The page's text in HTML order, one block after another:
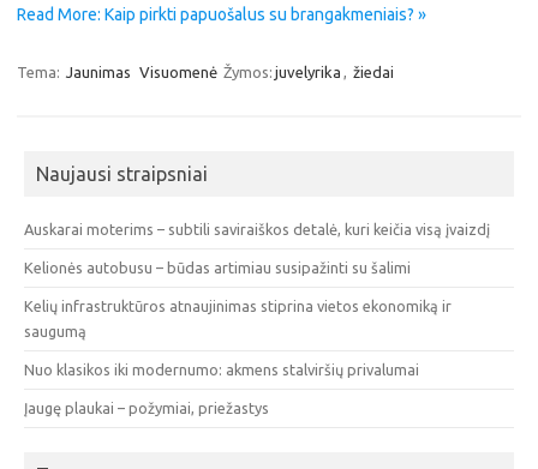
Read More: Kaip pirkti papuošalus su brangakmeniais? »
Tema: Jaunimas Visuomenė Žymos: juvelyrika , žiedai
Naujausi straipsniai
Auskarai moterims – subtili saviraiškos detalė, kuri keičia visą įvaizdį
Kelionės autobusu – būdas artimiau susipažinti su šalimi
Kelių infrastruktūros atnaujinimas stiprina vietos ekonomiką ir
saugumą
Nuo klasikos iki modernumo: akmens stalviršių privalumai
Įaugę plaukai – požymiai, priežastys